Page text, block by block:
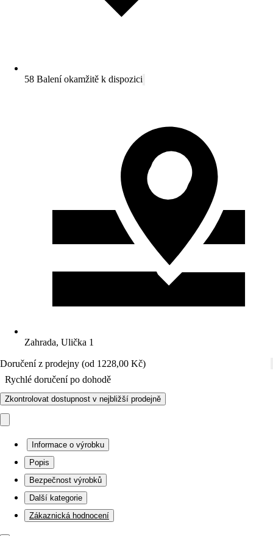
58 Balení okamžitě k dispozici
Zahrada, Ulička 1
Doručení z prodejny (od 1228,00 Kč)
Rychlé doručení po dohodě
Zkontrolovat dostupnost v nejbližší prodejně
Informace o výrobku
Popis
Bezpečnost výrobků
Další kategorie
Zákaznická hodnocení